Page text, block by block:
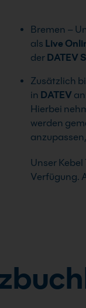
Bremen –
als Live
der DATEV
Zusätzlich
in DATEV
Hierbei
werden
Unser Kebel
Verfügung.